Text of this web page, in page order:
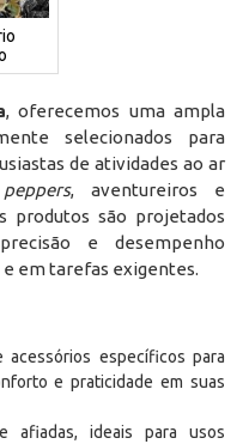
, oferecemos uma ampla
selecionados para
de atividades ao ar
peppers, aventureiros e
produtos são projetados
e desempenho
em tarefas exigentes.
acessórios específicos para
e praticidade em suas
afiadas, ideais para usos